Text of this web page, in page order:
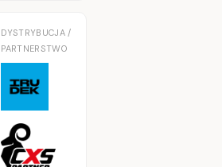
DYSTRYBUCJA /
PARTNERSTWO